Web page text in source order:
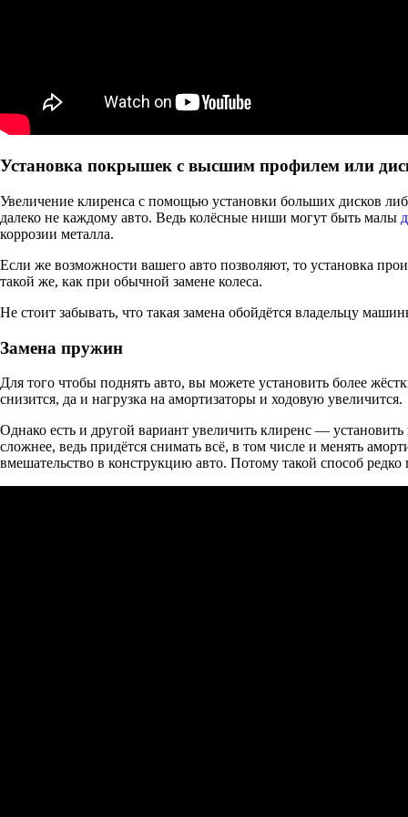
Установка покрышек с высшим профилем или
Увеличение клиренса с помощью установки больших дисков
далеко не каждому авто. Ведь колёсные ниши могут быть малы
коррозии металла.
Если же возможности вашего авто позволяют, то установка
такой же, как при обычной замене колеса.
Не стоит забывать, что такая замена обойдётся владельцу
Замена пружин
Для того чтобы поднять авто, вы можете установить более
снизится, да и нагрузка на амортизаторы и ходовую увеличится.
Однако есть и другой вариант увеличить клиренс —
сложнее, ведь придётся снимать всё, в том числе и менять
вмешательство в конструкцию авто. Потому такой способ редко